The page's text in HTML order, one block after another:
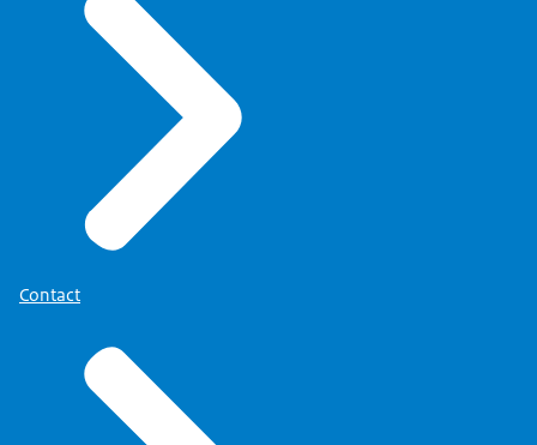
Contact